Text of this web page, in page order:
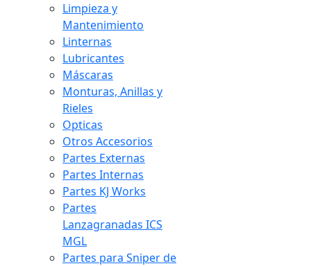
Limpieza y
Mantenimiento
Linternas
Lubricantes
Máscaras
Monturas, Anillas y
Rieles
Opticas
Otros Accesorios
Partes Externas
Partes Internas
Partes KJ Works
Partes
Lanzagranadas ICS
MGL
Partes para Sniper de